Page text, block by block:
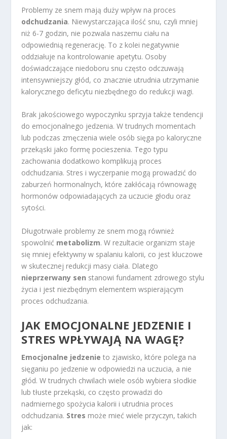
Problemy ze snem mają duży wpływ na proces
odchudzania. Niewystarczająca ilość snu, czyli mniej
niż 6-7 godzin, nie pozwala naszemu ciału na
odpowiednią regenerację. To z kolei negatywnie
oddziałuje na kontrolowanie apetytu. Osoby
doświadczające niedoboru snu często odczuwają
intensywniejszy głód, co znacznie utrudnia utrzymanie
kalorycznego deficytu niezbędnego do redukcji wagi.
Brak jakościowego wypoczynku sprzyja także tendencji
do emocjonalnego jedzenia. W trudnych momentach
lub podczas zmęczenia wiele osób sięga po kaloryczne
przekąski jako formę pocieszenia. Tego typu
zachowania dodatkowo komplikują proces
odchudzania. Stres i wyczerpanie mogą prowadzić do
zaburzeń hormonalnych, które zakłócają równowagę
hormonów odpowiadających za uczucie głodu oraz
sytości.
Długotrwałe problemy ze snem mogą również
spowolnić metabolizm. W rezultacie organizm staje
się mniej efektywny w spalaniu kalorii, co jest kluczowe
w skutecznej redukcji masy ciała. Dlatego
nieprzerwany sen stanowi fundament zdrowego stylu
życia i jest niezbędnym elementem wspierającym
proces odchudzania.
JAK EMOCJONALNE JEDZENIE I
STRES WPŁYWAJĄ NA WAGĘ?
Emocjonalne jedzenie to zjawisko, które polega na
sięganiu po jedzenie w odpowiedzi na uczucia, a nie
głód. W trudnych chwilach wiele osób wybiera słodkie
lub tłuste przekąski, co często prowadzi do
nadmiernego spożycia kalorii i utrudnia proces
odchudzania. Stres może mieć wiele przyczyn, takich
jak: